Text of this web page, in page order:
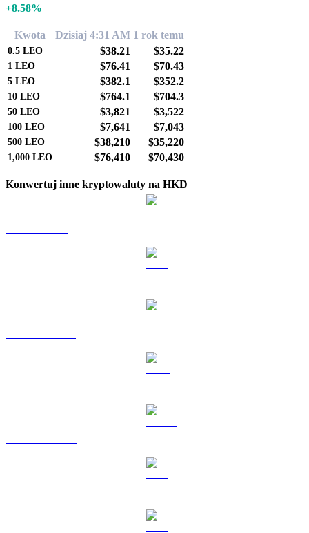
+8.58%
Kwota Dzisiaj 4:31 AM 1 rok temu
0.5 LEO $38.21 $35.22
1 LEO $76.41 $70.43
5 LEO $382.1 $352.2
10 LEO $764.1 $704.3
50 LEO $3,821 $3,522
100 LEO $7,641 $7,043
500 LEO $38,210 $35,220
1,000 LEO $76,410 $70,430
Konwertuj inne kryptowaluty na HKD